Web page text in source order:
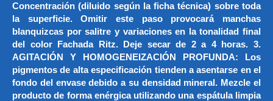
Concentración (diluido según la ficha técnica) sobre toda
la superficie. Omitir este paso provocará manchas
blanquizcas por salitre y variaciones en la tonalidad final
del color Fachada Ritz. Deje secar de 2 a 4 horas. 3.
AGITACIÓN Y HOMOGENEIZACIÓN PROFUNDA: Los
pigmentos de alta especificación tienden a asentarse en el
fondo del envase debido a su densidad mineral. Mezcle el
producto de forma enérgica utilizando una espátula limpia